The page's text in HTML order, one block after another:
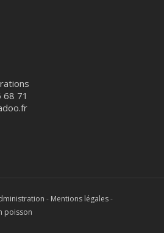
68 71
- Mentions légales-
poisson